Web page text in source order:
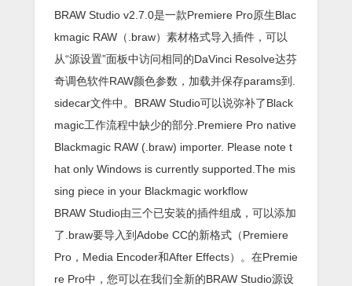
BRAW Studio v2.7.0是一款Premiere Pro原生Blac
kmagic RAW（.braw）素材格式导入插件，可以
从“源设置”面板中访问相同的DaVinci Resolve达芬
奇调色软件RAW颜色参数，加载并保存params到.
sidecar文件中。BRAW Studio可以说弥补了Black
magic工作流程中缺少的部分.Premiere Pro native
Blackmagic RAW (.braw) importer. Please note t
hat only Windows is currently supported.The mis
sing piece in your Blackmagic workflow
BRAW Studio由三个已安装的插件组成，可以添加
了.braw要导入到Adobe CC的新格式（Premiere
Pro，Media Encoder和After Effects）。在Premie
re Pro中，您可以在我们全新的BRAW Studio源设